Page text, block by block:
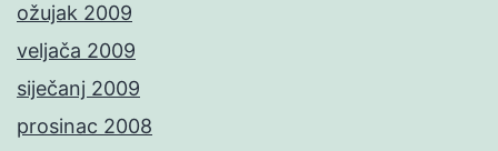
ožujak 2009
veljača 2009
siječanj 2009
prosinac 2008